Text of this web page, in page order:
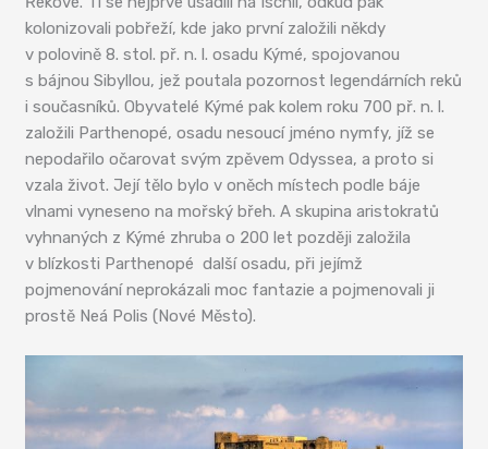
kolonizovali pobřeží, kde jako první založili někdy
v polovině 8. stol. př. n. l. osadu Kýmé, spojovanou
s bájnou Sibyllou, jež poutala pozornost legendárních reků
i současníků. Obyvatelé Kýmé pak kolem roku 700 př. n. l.
založili Parthenopé, osadu nesoucí jméno nymfy, jíž se
nepodařilo očarovat svým zpěvem Odyssea, a proto si
vzala život. Její tělo bylo v oněch místech podle báje
vlnami vyneseno na mořský břeh. A skupina aristokratů
vyhnaných z Kýmé zhruba o 200 let později založila
v blízkosti Parthenopé další osadu, při jejímž
pojmenování neprokázali moc fantazie a pojmenovali ji
prostě Neá Polis (Nové Město).